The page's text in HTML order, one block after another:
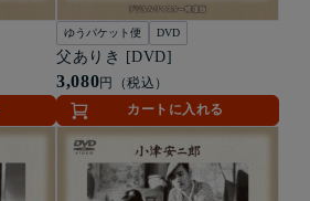
ゆうパケット便 DVD
父ありき [DVD]
3,080円（税込）
カートに入れる